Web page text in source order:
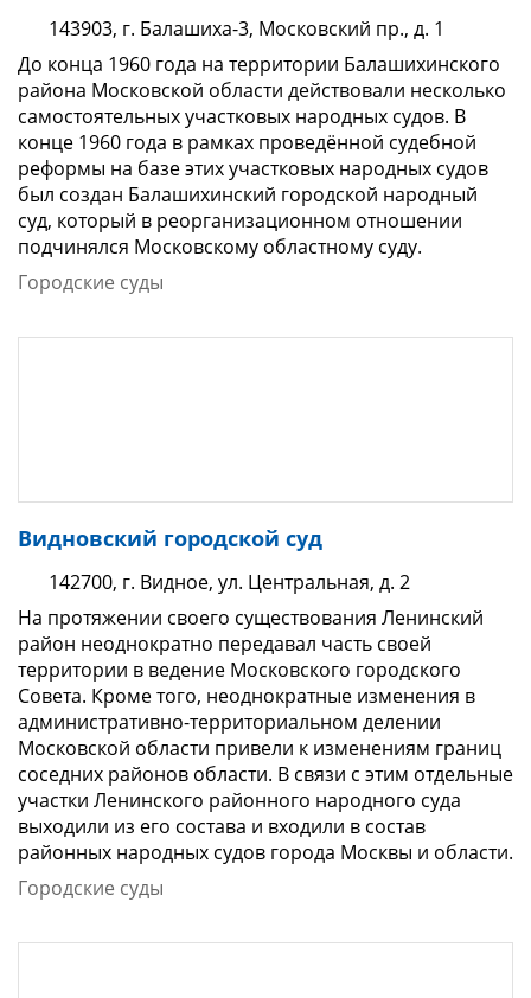
143903, г. Балашиха-3, Московский пр., д. 1
До конца 1960 года на территории Балашихинского
района Московской области действовали несколько
самостоятельных участковых народных судов. В
конце 1960 года в рамках проведённой судебной
реформы на базе этих участковых народных судов
был создан Балашихинский городской народный
суд, который в реорганизационном отношении
подчинялся Московскому областному суду.
Городские суды
Видновский городской суд
142700, г. Видное, ул. Центральная, д. 2
На протяжении своего существования Ленинский
район неоднократно передавал часть своей
территории в ведение Московского городского
Совета. Кроме того, неоднократные изменения в
административно-территориальном делении
Московской области привели к изменениям границ
соседних районов области. В связи с этим отдельные
участки Ленинского районного народного суда
выходили из его состава и входили в состав
районных народных судов города Москвы и области.
Городские суды